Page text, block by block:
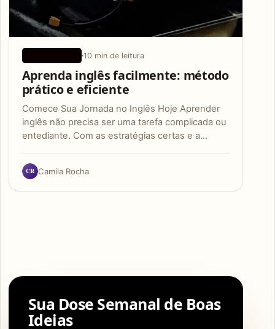
10 min de leitura
Aprenda inglês facilmente: método
prático e eficiente
Comece Sua Jornada no Inglês Hoje Aprender
inglês não precisa ser uma tarefa complicada ou
entediante. Com as estratégias certas e a…
CR Camila Rocha
Sua Dose Semanal de Boas
Ideias